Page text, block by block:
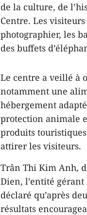
de la culture, de
Centre. Les
photographier, les
des buffets
Le centre a veillé à
notamment une
hébergement
protection animale
produits
attirer les visiteurs.
Trân Thi Kim Anh,
Dien, l’entité
déclaré qu’après
résultats